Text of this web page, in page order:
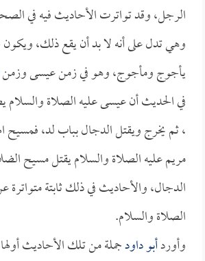
الرجل، وقد تواترت الأحاديث فيه في
وهي تدل على أنه لا بد أن يقع ذلك،
يأجوج ومأجوج، وهو في زمن عيسى وزمن
في الحديث أن عيسى عليه الصلاة
، ثم يخرج ويقتل الدجال بباب لد، فمسيح
مريم عليه الصلاة والسلام يقتل مسيح
الدجال، والأحاديث في ذلك ثابتة متواترة
الصلاة والسلام.
وأوردأبو داودجملة من تلك الأحاديث